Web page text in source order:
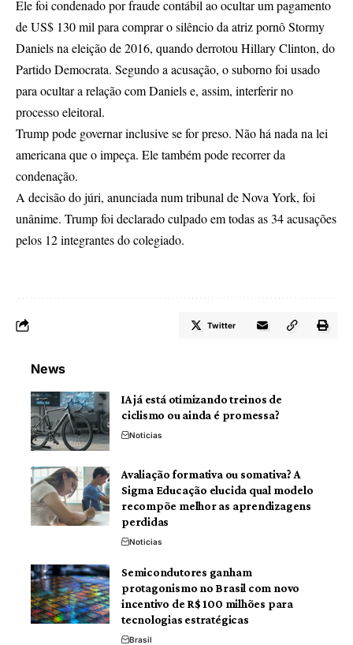
Ele foi condenado por fraude contábil ao ocultar um pagamento
de US$ 130 mil para comprar o silêncio da atriz pornô Stormy
Daniels na eleição de 2016, quando derrotou Hillary Clinton, do
Partido Democrata. Segundo a acusação, o suborno foi usado
para ocultar a relação com Daniels e, assim, interferir no
processo eleitoral.
Trump pode governar inclusive se for preso. Não há nada na lei
americana que o impeça. Ele também pode recorrer da
condenação.
A decisão do júri, anunciada num tribunal de Nova York, foi
unânime. Trump foi declarado culpado em todas as 34 acusações
pelos 12 integrantes do colegiado.
Twitter
News
IA já está otimizando treinos de
ciclismo ou ainda é promessa?
Noticias
Avaliação formativa ou somativa? A
Sigma Educação elucida qual modelo
recompõe melhor as aprendizagens
perdidas
Noticias
Semicondutores ganham
protagonismo no Brasil com novo
incentivo de R$ 100 milhões para
tecnologias estratégicas
Brasil